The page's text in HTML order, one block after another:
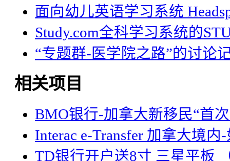
面向幼儿英语学习系统
Study.com全科学习系统的
“专题群-医学院之路”的讨论
相关项目
BMO银行-加拿大新移民“首
Interac e-Transfer 加拿大境
TD银行开户送8寸 三星平板